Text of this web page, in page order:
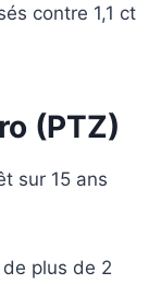
contre 1,1 ct
(PTZ)
sur 15 ans
plus de 2